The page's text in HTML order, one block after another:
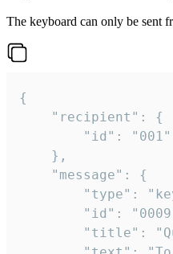
The keyboard can only be sent
{